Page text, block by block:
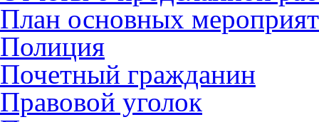
План основных
Полиция
Почетный гражданин
Правовой уголок